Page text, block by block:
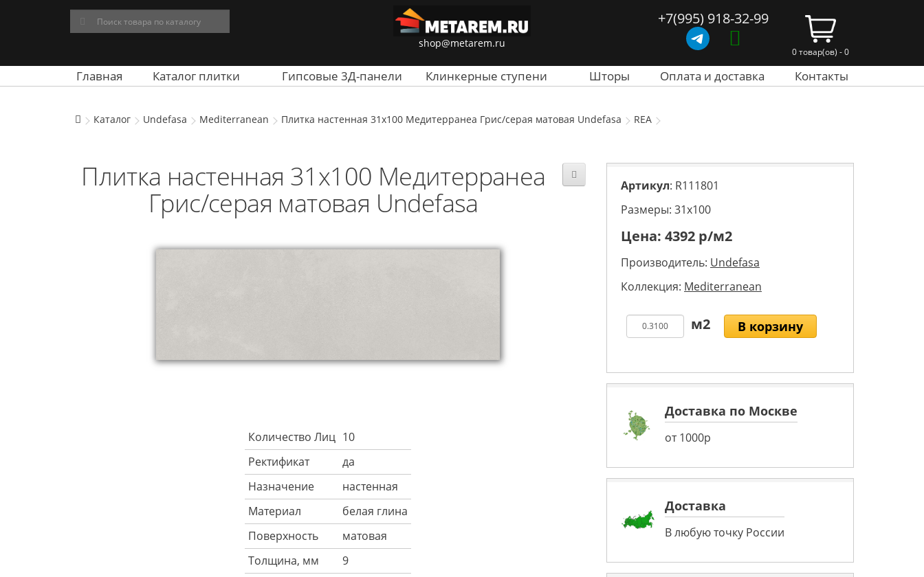
shop@metarem.ru
+7(995) 918-32-99
0 товар(ов) - 0
Главная Каталог плитки Гипсовые 3Д-панели Клинкерные ступени Шторы Оплата и доставка Контакты
Каталог Undefasa Mediterranean Плитка настенная 31x100 Медитерранеа Грис/серая матовая Undefasa REA
Плитка настенная 31x100 Медитерранеа
Грис/серая матовая Undefasa
Количество Лиц 10
Ректификат
да
Назначение
настенная
Материал
белая глина
Поверхность
матовая
Толщина, мм
9
Артикул: R111801
Размеры: 31х100
Цена: 4392 р/м2
Производитель: Undefasa
Коллекция: Mediterranean
В корзину
Доставка по Москве
от 1000р
Доставка
В любую точку России